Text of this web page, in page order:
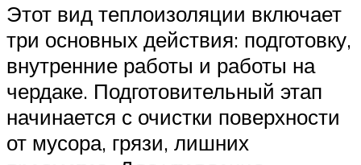
Этот вид теплоизоляции включает
три основных действия: подготовку,
внутренние работы и работы на
чердаке. Подготовительный этап
начинается с очистки поверхности
от мусора, грязи, лишних